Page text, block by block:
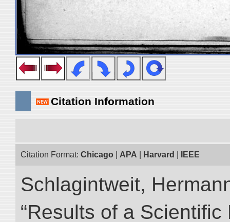
Citation Information
Citation Format: Chicago APA Harvard IEEE
Schlagintweit,
“Results of a